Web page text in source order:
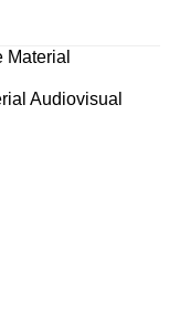
Material
Audiovisual